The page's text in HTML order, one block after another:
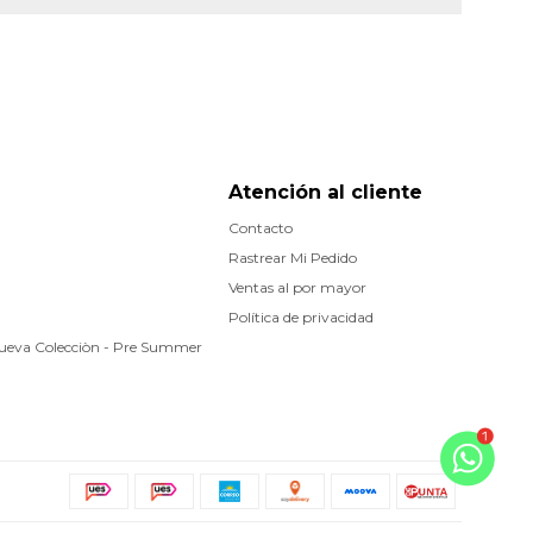
Atención al cliente
Contacto
Rastrear Mi Pedido
Ventas al por mayor
Política de privacidad
Colecciòn - Pre Summer